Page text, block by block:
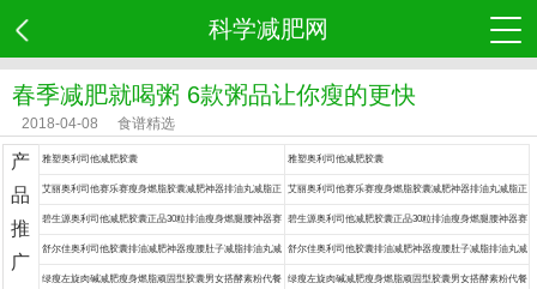
科学减肥网
春季减肥就喝粥 6款粥品让你瘦的更快
2018-04-08 食谱精选
产
品
推
广
雅塑奥利司他减肥胶囊 雅塑奥利司他减肥胶囊
艾丽奥利司他赛乐赛瘦身燃脂胶囊减肥神器排油丸减脂正
品药
艾丽奥利司他赛乐赛瘦身燃脂胶囊减肥神器排油丸减脂正
品药
碧生源奥利司他减肥胶囊正品30粒排油瘦身燃腿腰神器赛
乐赛丸脂药
碧生源奥利司他减肥胶囊正品30粒排油瘦身燃腿腰神器赛
乐赛丸脂药
舒尔佳奥利司他胶囊排油减肥神器瘦腰肚子减脂排油丸减
肥药
舒尔佳奥利司他胶囊排油减肥神器瘦腰肚子减脂排油丸减
肥药
绿瘦左旋肉碱减肥瘦身燃脂顽固型胶囊男女搭酵素粉代餐 绿瘦左旋肉碱减肥瘦身燃脂顽固型胶囊男女搭酵素粉代餐